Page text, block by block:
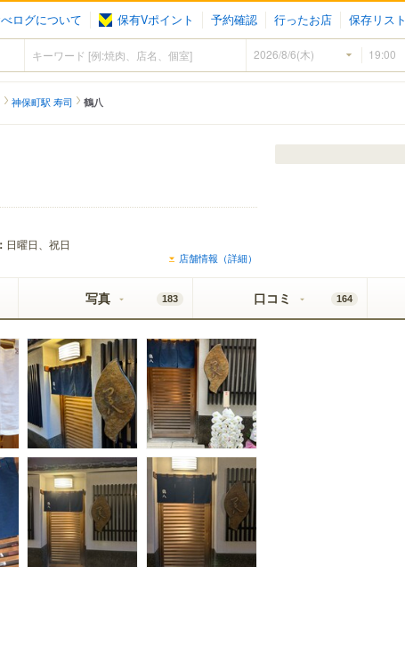
ログについて 保有Vポイント 予約確認 行ったお店 保存リスト
神保町駅 寿司 鶴八
： 日曜日、祝日
店舗情報（詳細）
写真 183 口コミ 164